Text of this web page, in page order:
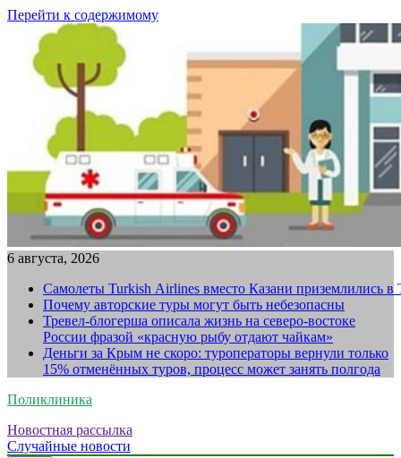
Перейти к содержимому
6 августа, 2026
Самолеты Turkish Airlines вместо Казани приземлились в
Почему авторские туры могут быть небезопасны
Тревел-блогерша описала жизнь на северо-востоке
России фразой «красную рыбу отдают чайкам»
Деньги за Крым не скоро: туроператоры вернули только
15% отменённых туров, процесс может занять полгода
Поликлиника
Новостная рассылка
Случайные новости